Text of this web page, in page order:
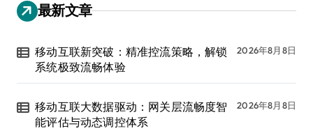
最新文章
移动互联新突破：精准控流策略，解锁
系统极致流畅体验
2026年8月8日
移动互联大数据驱动：网关层流畅度智
能评估与动态调控体系
2026年8月8日